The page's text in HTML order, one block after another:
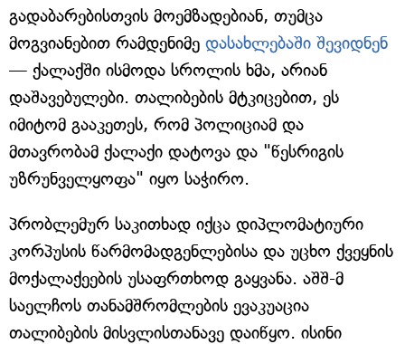
გადაბარებისთვის მოემზადებიან, თუმცა
მოგვიანებით რამდენიმე დასახლებაში შევიდნენ
— ქალაქში ისმოდა სროლის ხმა, არიან
დაშავებულები. თალიბების მტკიცებით, ეს
იმიტომ გააკეთეს, რომ პოლიციამ და
მთავრობამ ქალაქი დატოვა და "წესრიგის
უზრუნველყოფა" იყო საჭირო.
პრობლემურ საკითხად იქცა დიპლომატიური
კორპუსის წარმომადგენლებისა და უცხო ქვეყნის
მოქალაქეების უსაფრთხოდ გაყვანა. აშშ-მ
საელჩოს თანამშრომლების ევაკუაცია
თალიბების მისვლისთანავე დაიწყო. ისინი